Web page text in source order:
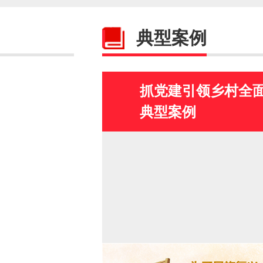
典型案例
抓党建引领乡村全
典型案例